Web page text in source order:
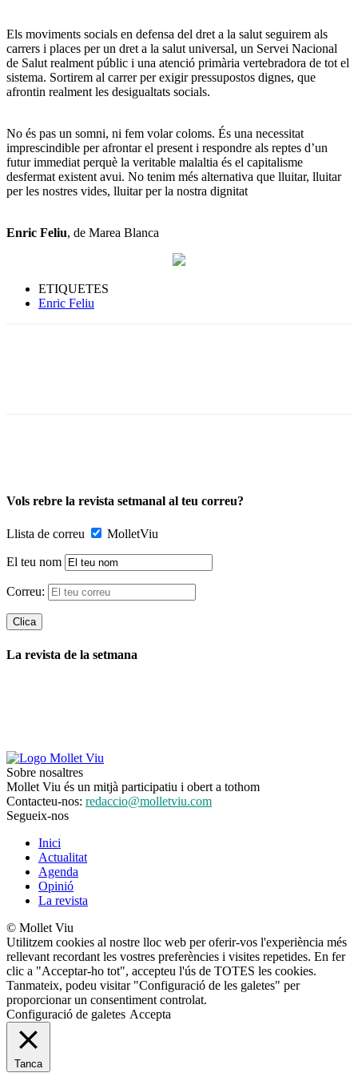
Els moviments socials en defensa del dret a la salut seguirem als
carrers i places per un dret a la salut universal, un Servei Nacional
de Salut realment públic i una atenció primària vertebradora de tot el
sistema. Sortirem al carrer per exigir pressupostos dignes, que
afrontin realment les desigualtats socials.
No és pas un somni, ni fem volar coloms. És una necessitat
imprescindible per afrontar el present i respondre als reptes d’un
futur immediat perquè la veritable malaltia és el capitalisme
desfermat existent avui. No tenim més alternativa que lluitar, lluitar
per les nostres vides, lluitar per la nostra dignitat
Enric Feliu, de Marea Blanca
ETIQUETES
Enric Feliu
Vols rebre la revista setmanal al teu correu?
Llista de correu MolletViu
El teu nom
Correu:
La revista de la setmana
Sobre nosaltres
Mollet Viu és un mitjà participatiu i obert a tothom
Contacteu-nos: redaccio@molletviu.com
Segueix-nos
Inici
Actualitat
Agenda
Opinió
La revista
© Mollet Viu
Utilitzem cookies al nostre lloc web per oferir-vos l'experiència més
rellevant recordant les vostres preferències i visites repetides. En fer
clic a "Acceptar-ho tot", accepteu l'ús de TOTES les cookies.
Tanmateix, podeu visitar "Configuració de les galetes" per
proporcionar un consentiment controlat.
Configuració de galetes Accepta
Tanca